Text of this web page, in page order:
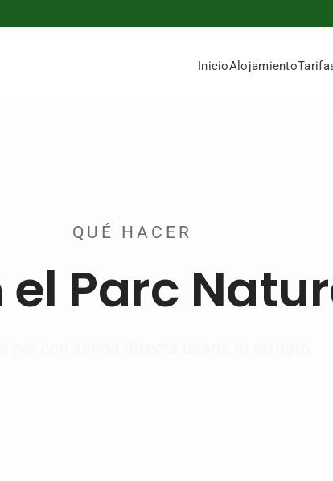
InicioAlojamiento
QUÉ HACER
Parc